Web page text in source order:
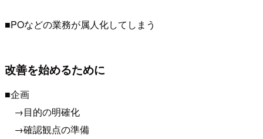
■POなどの業務が属人化してしまう
改善を始めるために
■企画
→目的の明確化
→確認観点の準備